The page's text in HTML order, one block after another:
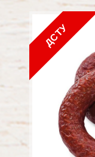
ДСТУ